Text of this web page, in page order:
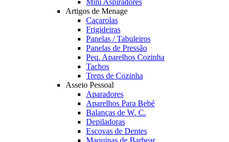
Mini Aspiradores
Artigos de Menage
Caçarolas
Frigideiras
Panelas / Tabuleiros
Panelas de Pressão
Peq. Aparelhos Cozinha
Tachos
Trens de Cozinha
Asseio Pessoal
Aparadores
Aparelhos Para Bebé
Balanças de W. C.
Depiladoras
Escovas de Dentes
Maquinas de Barbear